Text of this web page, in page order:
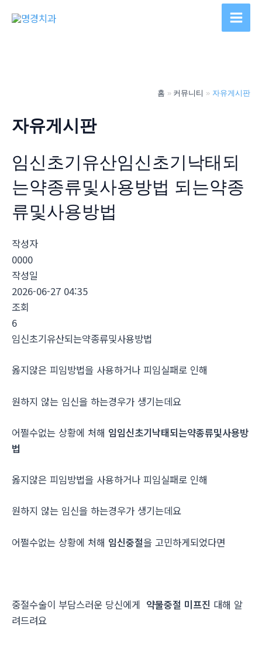
Main
홈 커뮤니티 자유게시판
자유게시판
임신초기유산임신초기낙태되
는약종류및사용방법 되는약종
류및사용방법
작성자
0000
작성일
2026-06-27 04:35
조회
6
임신초기유산되는약종류및사용방법
옳지않은 피임방법을 사용하거나 피임실패로 인해
원하지 않는 임신을 하는경우가 생기는데요
어쩔수없는 상황에 처해 임임신초기낙태되는약종류및사용방
법
옳지않은 피임방법을 사용하거나 피임실패로 인해
원하지 않는 임신을 하는경우가 생기는데요
어쩔수없는 상황에 처해 임신중절을 고민하게되었다면
중절수술이 부담스러운 당신에게 약물중절 미프진 대해 알
려드려요